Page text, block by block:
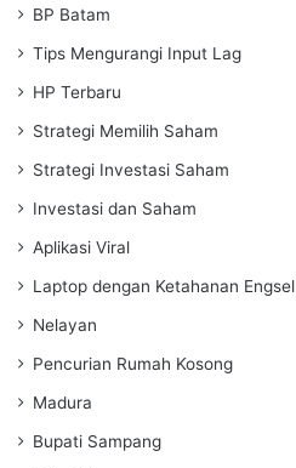
BP Batam
Tips Mengurangi Input Lag
HP Terbaru
Strategi Memilih Saham
Strategi Investasi Saham
Investasi dan Saham
Aplikasi Viral
Laptop dengan Ketahanan Engsel
Nelayan
Pencurian Rumah Kosong
Madura
Bupati Sampang